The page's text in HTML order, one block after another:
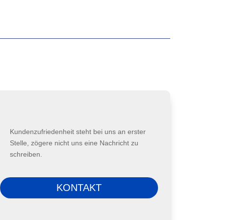
Kundenzufriedenheit steht bei uns an erster
Stelle, zögere nicht uns eine Nachricht zu
schreiben.
KONTAKT